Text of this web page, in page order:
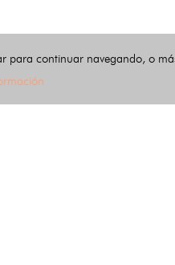
para continuar navegando, o